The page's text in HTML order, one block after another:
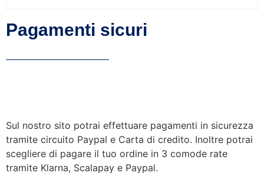
Pagamenti sicuri
Sul nostro sito potrai effettuare pagamenti in sicurezza
tramite circuito Paypal e Carta di credito. Inoltre potrai
scegliere di pagare il tuo ordine in 3 comode rate
tramite Klarna, Scalapay e Paypal.